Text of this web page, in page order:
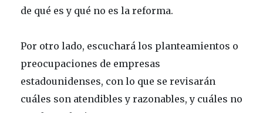
de qué es y qué no es la reforma.
Por otro lado, escuchará los planteamientos o
preocupaciones de empresas
estadounidenses, con lo que se revisarán
cuáles son atendibles y razonables, y cuáles no